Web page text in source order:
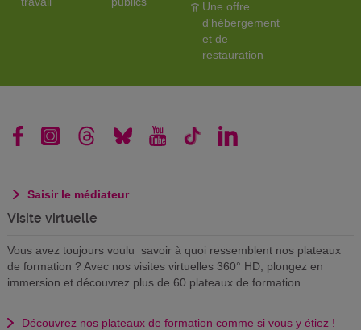
Une offre
d'hébergement
et de
restauration
Saisir le médiateur
Visite virtuelle
Vous avez toujours voulu savoir à quoi ressemblent nos plateaux
de formation ? Avec nos visites virtuelles 360° HD, plongez en
immersion et découvrez plus de 60 plateaux de formation.
Découvrez nos plateaux de formation comme si vous y étiez !